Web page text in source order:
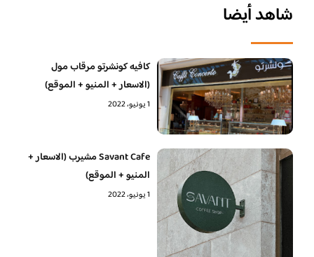
شاهد أيضا
كافيه كونشرتو مرقاب مول
(الاسعار + المنيو + الموقع)
1 يونيو، 2022
Savant Cafe مشيرب (الاسعار +
المنيو + الموقع)
1 يونيو، 2022